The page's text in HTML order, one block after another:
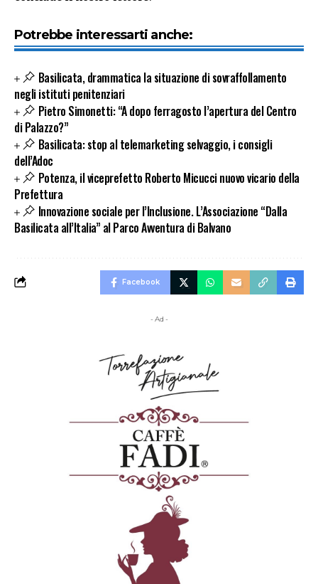
Potrebbe interessarti anche:
Basilicata, drammatica la situazione di sovraffollamento
negli istituti penitenziari
Pietro Simonetti: “A dopo ferragosto l’apertura del Centro
di Palazzo?”
Basilicata: stop al telemarketing selvaggio, i consigli
dell’Adoc
Potenza, il viceprefetto Roberto Micucci nuovo vicario della
Prefettura
Innovazione sociale per l’Inclusione. L’Associazione “Dalla
Basilicata all’Italia” al Parco Avventura di Balvano
Facebook
- Ad -